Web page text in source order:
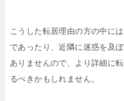
こうした転居理由の方の中に
であったり、近隣に迷惑を及
ありませんので、より詳細に
るべきかもしれません。